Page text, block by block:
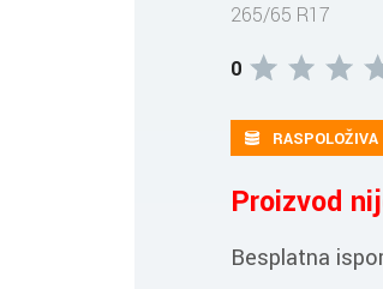
265/65 R17
0
Proizvod
Besplatna